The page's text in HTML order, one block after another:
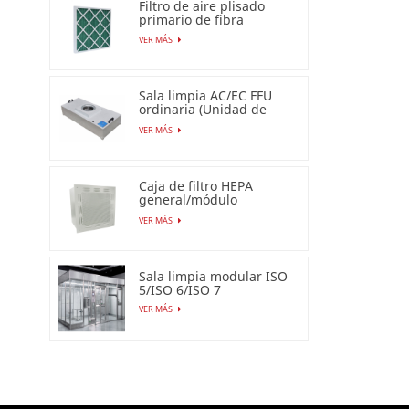
Filtro de aire plisado
primario de fibra
sintética para uso
industrial
VER MÁS
Sala limpia AC/EC FFU
ordinaria (Unidad de
filtro de ventilador)
VER MÁS
Caja de filtro HEPA
general/módulo
terminal HEPA
VER MÁS
Sala limpia modular ISO
5/ISO 6/ISO 7
VER MÁS